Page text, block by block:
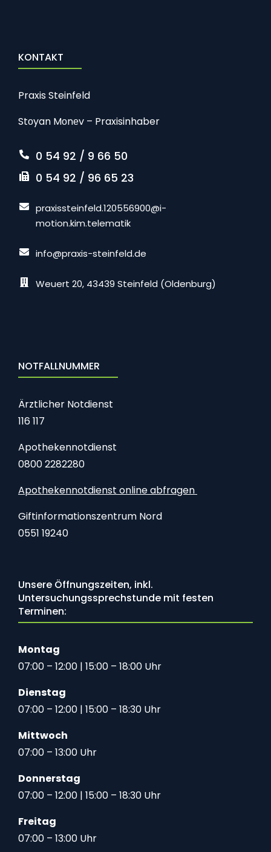
KONTAKT
Praxis Steinfeld
Stоyan Mоnеv – Praxisinhaber
0 54 92 / 9 66 50
0 54 92 / 96 65 23
praxissteinfeld.120556900@i-
motion.kim.telematik
info@praxis-steinfeld.de
Weuert 20, 43439 Steinfeld (Oldenburg)
NOTFALLNUMMER
Ärztlicher Notdienst
116 117
Apothekennotdienst
0800 2282280
Apothekennotdienst online abfragen
Giftinformationszentrum Nord
0551 19240
Unsere Öffnungszeiten, inkl.
Untersuchungssprechstunde mit festen
Terminen:
Montag
07:00 – 12:00 | 15:00 – 18:00 Uhr
Dienstag
07:00 – 12:00 | 15:00 – 18:30 Uhr
Mittwoch
07:00 – 13:00 Uhr
Donnerstag
07:00 – 12:00 | 15:00 – 18:30 Uhr
Freitag
07:00 – 13:00 Uhr